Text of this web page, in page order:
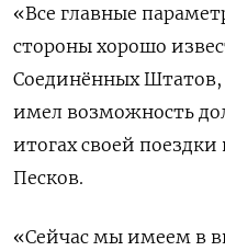
«Все главные
стороны ⁠хорошо
Соединённых Штатов,
имел ⁠возможность
итогах своей поездки
Песков.
«Сейчас мы имеем в